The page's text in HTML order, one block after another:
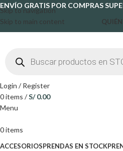
Skip to navigation
Skip to main content
ENVÍO GRATIS POR COMPRAS
Login / Register
0items /S/0.00
Menu
0items
ACCESORIOSPRENDAS EN STOCK